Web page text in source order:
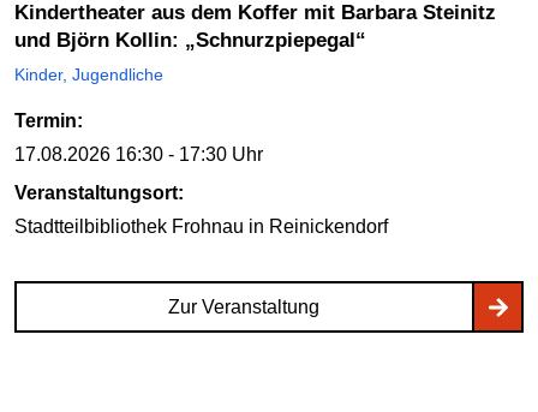
Kindertheater aus dem Koffer mit Barbara Steinitz
und Björn Kollin: „Schnurzpiepegal“
Kinder, Jugendliche
Termin:
17.08.2026 16:30 - 17:30 Uhr
Veranstaltungsort:
Stadtteilbibliothek Frohnau in Reinickendorf
Zur Veranstaltung